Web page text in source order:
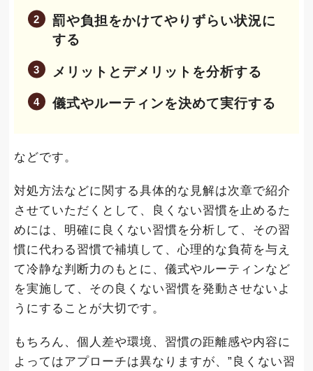
罰や負担をかけてやりずらい状況に
する
メリットとデメリットを分析する
儀式やルーティンを決めて実行する
などです。
対処方法などに関する具体的な見解は次章で紹介
させていただくとして、良くない習慣を止めるた
めには、明確に良くない習慣を分析して、その習
慣に代わる習慣で補填して、心理的な負荷を与え
て冷静な判断力のもとに、儀式やルーティンなど
を実施して、その良くない習慣を発動させないよ
うにすることが大切です。
もちろん、個人差や環境、習慣の距離感や内容に
よってはアプローチは異なりますが、”良くない習